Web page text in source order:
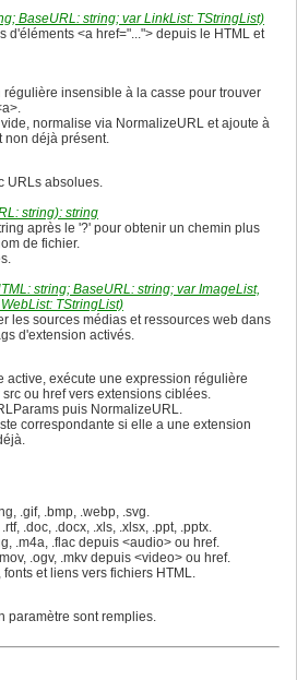
BaseURL: string; var LinkList: TStringList)
d'éléments <a href="..."> depuis le HTML et
insensible à la casse pour trouver
normalise via NormalizeURL et ajoute à
non déjà présent.
URLs absolues.
string): string
après le '?' pour obtenir un chemin plus
de fichier.
string; BaseURL: string; var ImageList,
TStringList)
les sources médias et ressources web dans
d'extension activés.
active, exécute une expression régulière
ou href vers extensions ciblées.
puis NormalizeURL.
correspondante si elle a une extension
.gif, .bmp, .webp, .svg.
.doc, .docx, .xls, .xlsx, .ppt, .pptx.
.m4a, .flac depuis <audio> ou href.
.ogv, .mkv depuis <video> ou href.
fonts et liens vers fichiers HTML.
paramètre sont remplies.